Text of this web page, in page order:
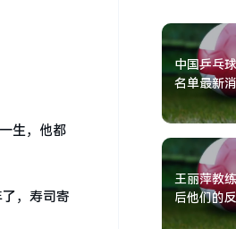
生，他都
，寿司寄
中国乒乓
名单最新
王丽萍教
后他们的